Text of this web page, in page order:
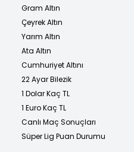
Gram Altın
Çeyrek Altın
Yarım Altın
Ata Altın
Cumhuriyet Altını
22 Ayar Bilezik
1 Dolar Kaç TL
1 Euro Kaç TL
Canlı Maç Sonuçları
Süper Lig Puan Durumu